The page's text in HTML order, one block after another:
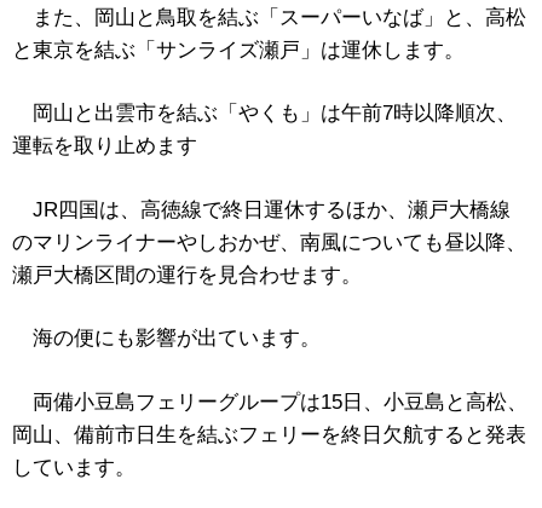
また、岡山と鳥取を結ぶ「スーパーいなば」と、高松
と東京を結ぶ「サンライズ瀬戸」は運休します。
岡山と出雲市を結ぶ「やくも」は午前7時以降順次、
運転を取り止めます
JR四国は、高徳線で終日運休するほか、瀬戸大橋線
のマリンライナーやしおかぜ、南風についても昼以降、
瀬戸大橋区間の運行を見合わせます。
海の便にも影響が出ています。
両備小豆島フェリーグループは15日、小豆島と高松、
岡山、備前市日生を結ぶフェリーを終日欠航すると発表
しています。